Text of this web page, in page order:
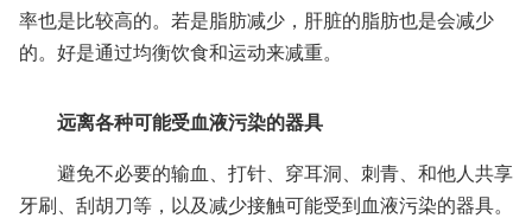
率也是比较高的。若是脂肪减少，肝脏的脂肪也是会减少
的。好是通过均衡饮食和运动来减重。
远离各种可能受血液污染的器具
避免不必要的输血、打针、穿耳洞、刺青、和他人共享
牙刷、刮胡刀等，以及减少接触可能受到血液污染的器具。